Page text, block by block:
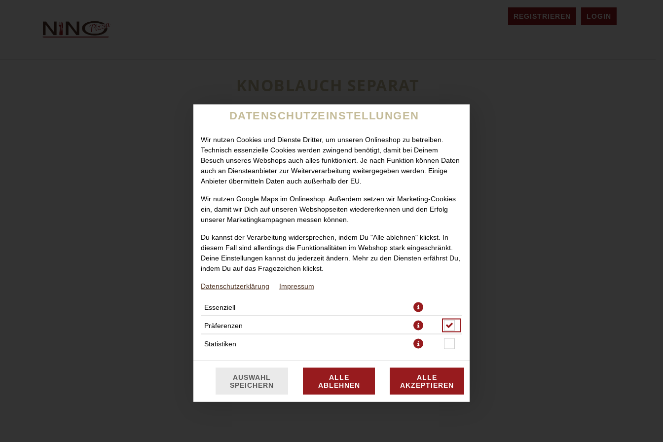
REGISTRIEREN LOGIN
DATENSCHUTZEINSTELLUNGEN
Wir nutzen Cookies und Dienste Dritter, um unseren Onlineshop zu betreiben.
Technisch essenzielle Cookies werden zwingend benötigt, damit bei Deinem
Besuch unseres Webshops auch alles funktioniert. Je nach Funktion können Daten
auch an Diensteanbieter zur Weiterverarbeitung weitergegeben werden. Einige
Anbieter übermitteln Daten auch außerhalb der EU.
Wir nutzen Google Maps im Onlineshop. Außerdem setzen wir Marketing-Cookies
ein, damit wir Dich auf unseren Webshopseiten wiedererkennen und den Erfolg
unserer Marketingkampagnen messen können.
Du kannst der Verarbeitung widersprechen, indem Du "Alle ablehnen" klickst. In
diesem Fall sind allerdings die Funktionalitäten im Webshop stark eingeschränkt.
Deine Einstellungen kannst du jederzeit ändern. Mehr zu den Diensten erfährst Du,
indem Du auf das Fragezeichen klickst.
Datenschutzerklärung Impressum
Essenziell
Präferenzen
Statistiken
AUSWAHL
SPEICHERN
ALLE
ABLEHNEN
ALLE
AKZEPTIEREN